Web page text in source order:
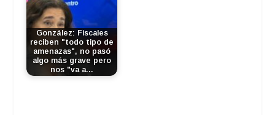
González: Fiscales
reciben "todo tipo de
amenazas", no pasó
algo más grave pero
nos "va a…